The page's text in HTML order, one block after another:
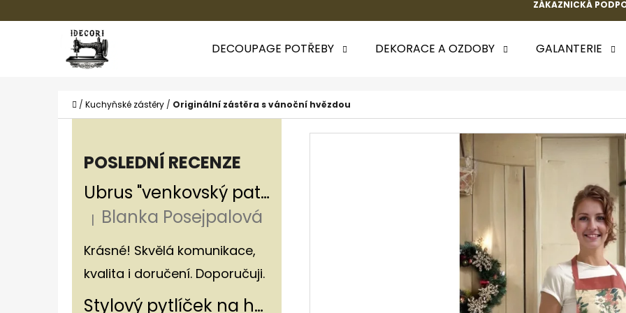
ZÁKAZNICKÁ
DECOUPAGE POTŘEBY DEKORACE A OZDOBY GALANTERIE
Domů
/ Kuchyňské zástěry / Originální zástěra s vánoční hvězdou
POSLEDNÍ RECENZE
Ubrus "venkovský patchwork"
Hodnocení produktu je 5 z 5 hvězdiček.
| Blanka Posejpalová
Krásné! Skvělá komunikace,
kvalita i doručení. Doporučuji.
Stylový pytlíček na houby v rustikálním stylu
Zpět
obchodu
Zpět
obchodu
HLEDAT
DOPORUČUJEME